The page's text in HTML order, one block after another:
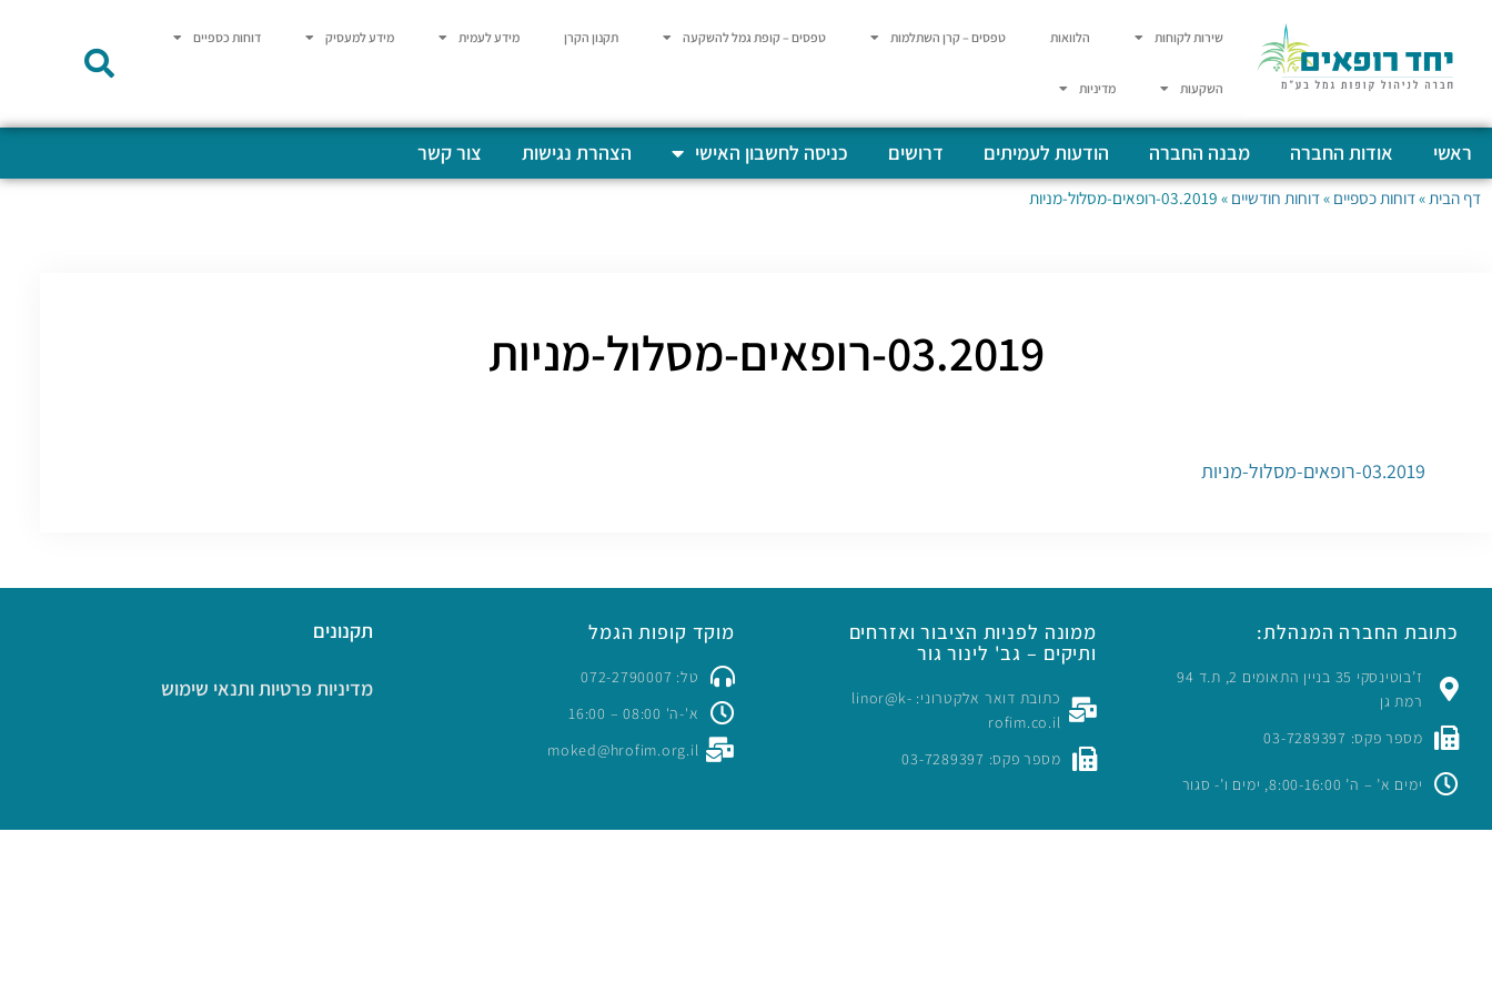
שירות לקוחות הלוואות טפסים – קרן השתלמות טפסים – קופת גמל להשקעה תקנון הקרן מידע לעמית מידע למעסיק דוחות כספיים
השקעות מדיניות
ראשי אודות החברה מבנה החברה הודעות לעמיתים דרושים כניסה לחשבון האישי הצהרת נגישות צור קשר
דף הבית »דוחות כספיים »דוחות חודשיים » 03.2019-רופאים-מסלול-מניות
03.2019-רופאים-מסלול-מניות
03.2019-רופאים-מסלול-מניות
כתובת החברה המנהלת:
ז’בוטינסקי 35 בניין התאומים 2, ת.ד 94
רמת גן
מספר פקס: 03-7289397
ימים א’ – ה’ 8:00-16:00, ימים ו’- סגור
ממונה לפניות הציבור ואזרחים
ותיקים – גב' לינור גור
כתובת דואר אלקטרוני: linor@k-
rofim.co.il
מספר פקס: 03-7289397
מוקד קופות הגמל
טל: 072-2790007
א'-ה' 08:00 – 16:00
moked@hrofim.org.il
תקנונים
מדיניות פרטיות ותנאי שימוש